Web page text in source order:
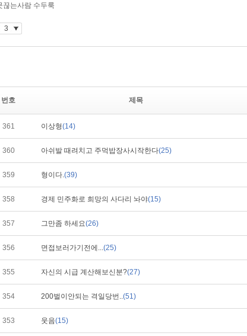
번호 제목
361 이상형(14)
360 아쉬발 때려치고 주먹밥장사시작한다(25)
359 형이다.(39)
358 경제 민주화로 희망의 사다리 놔야(15)
357 그만좀 하세요(26)
356 면접보러가기전에...(25)
355 자신의 시급 계산해보신분?(27)
354 200벌이안되는 격일당번..(51)
353 웃음(15)